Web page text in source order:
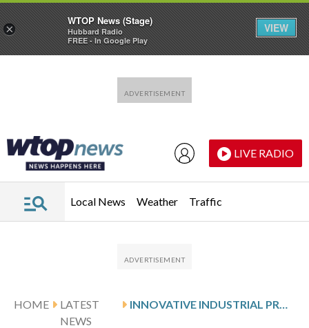
LIVE RADIO
Local News Weather Traffic
HOME
LATEST
NEWS
INNOVATIVE INDUSTRIAL PROPERTIES: Q4 EARNINGS SNAPSHOT
×
WTOP News (Stage)
Hubbard Radio
FREE - In Google Play
VIEW